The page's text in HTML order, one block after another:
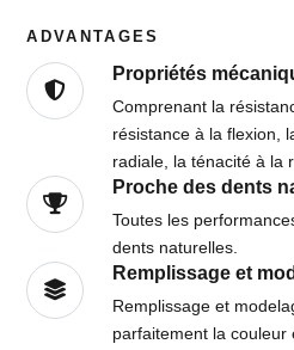
ADVANTAGES
Propriétés
Comprenant la
résistance à la flexion,
radiale, la ténacité à la
Proche des dents
Toutes les
dents naturelles.
Remplissage et
Remplissage et
parfaitement la